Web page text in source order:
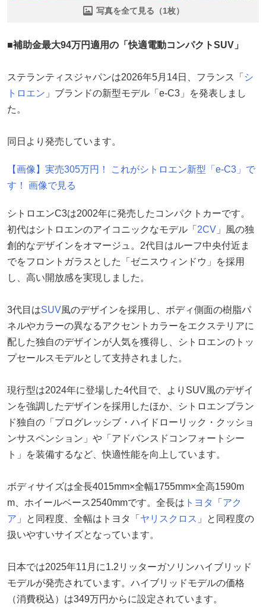
写真を全て見る（1枚）
■補助金最大94万円適用の「快適電動コンパクトSUV」
ステランティスジャパンは2026年5月14日、フランス「 シ
トロエン 」ブランドの新型モデル「e-C3」を発表しまし
た。
同日より発売しています。
【画像】実売305万円！ これがシトロエン新型「e-C3」で
す！ 画像で見る
シトロエンC3は2002年に発売したコンパクトカーです。
初代はシトロエンのアイコニックなモデル「 2CV 」風の独
創的なデザインをオマージュ。2代目はルーフ中央付近ま
でをフロントガラスとした「ゼニスウィンドウ」を採用
し、高い開放感を実現しました。
3代目はSUV風のデザインを採用し、ボディ側面の樹脂パ
ネルやカラーの異なるアクセントカラーをエクステリアに
配した独自のデザインが人気を獲得し、シトロエンのトッ
プセールスモデルとして支持されました。
現行型は2024年に登場した4代目で、よりSUV風のデザイ
ンを強調したデザインを採用したほか、シトロエンブラン
ド独自の「プログレッシブ・ハイドローリック・クッショ
ンサスペンション」や「アドバンスドコンフォートシー
ト」を装備するなど、快適性能を向上しています。
ボディサイズは全長4015mm×全幅1755mm×全高1590m
m、ホイールベース2540mmです。全長は トヨタ 「 アク
ア 」と同程度、全幅はトヨタ「 ヤリスクロス 」と同程度の
扱いやすいサイズとなっています。
日本では2025年11月に1.2リッターガソリンハイブリッド
モデルが発売されています。ハイブリッドモデルの価格
（消費税込）は349万円からに設定されています。